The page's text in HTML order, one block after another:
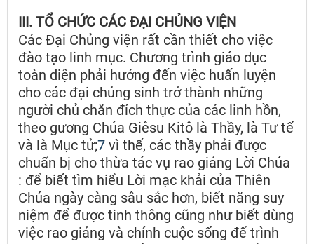
III. TỔ CHỨC CÁC ĐẠI CHỦNG VIỆN
Các Đại Chủng viện rất cần thiết cho việc
đào tạo linh mục. Chương trình giáo dục
toàn diện phải hướng đến việc huấn luyện
cho các đại chủng sinh trở thành những
người chủ chăn đích thực của các linh hồn,
theo gương Chúa Giêsu Kitô là Thầy, là Tư tế
và là Mục tử;7 vì thế, các thầy phải được
chuẩn bị cho thừa tác vụ rao giảng Lời Chúa
: để biết tìm hiểu Lời mạc khải của Thiên
Chúa ngày càng sâu sắc hơn, biết năng suy
niệm để được tinh thông cũng như biết dùng
việc rao giảng và chính cuộc sống để trình